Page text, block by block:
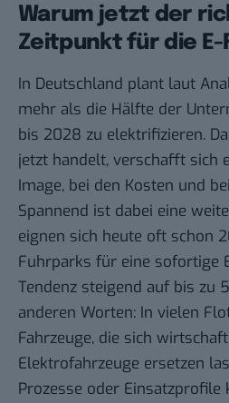
Warum jetzt der
Zeitpunkt für die
In Deutschland plant laut
mehr als die Hälfte der
bis 2028 zu elektrifizieren.
jetzt handelt, verschafft sich
Image, bei den Kosten und
Spannend ist dabei eine
eignen sich heute oft schon
Fuhrparks für eine sofortige
Tendenz steigend auf bis zu
anderen Worten: In vielen
Fahrzeuge, die sich
Elektrofahrzeuge ersetzen
Prozesse oder